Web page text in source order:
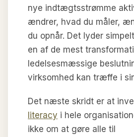
nye indtægtsstrømme
ændrer, hvad du måler,
du opnår. Det lyder
en af de mest
ledelsesmæssige
virksomhed kan træffe i
Det næste skridt er at
literacy i hele
ikke om at gøre alle til